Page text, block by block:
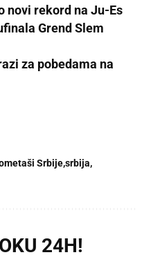
novi rekord na Ju-Es
Grend Slem
za pobedama na
Srbijesrbija
24H!